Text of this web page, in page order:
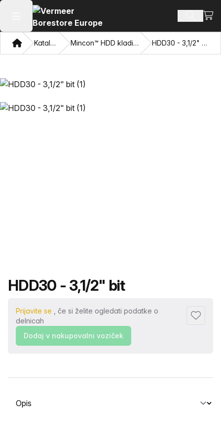
Odpri glavni meni Iskanje
Doma Katalog Mincon™ HDD kladiva HDD30 - 3,1/2" bit
Ime izdelka
HDD30 - 3,1/2" bit
Prijavite se , če si želite ogledati podatke o
delnicah
Dodaj
Dodaj v nakupovalni voziček
Izberite zavihek